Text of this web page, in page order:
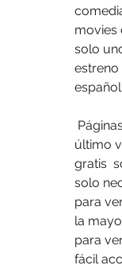
movies
solo
estreno
español.
último
gratis
solo
para
la
para
fácil